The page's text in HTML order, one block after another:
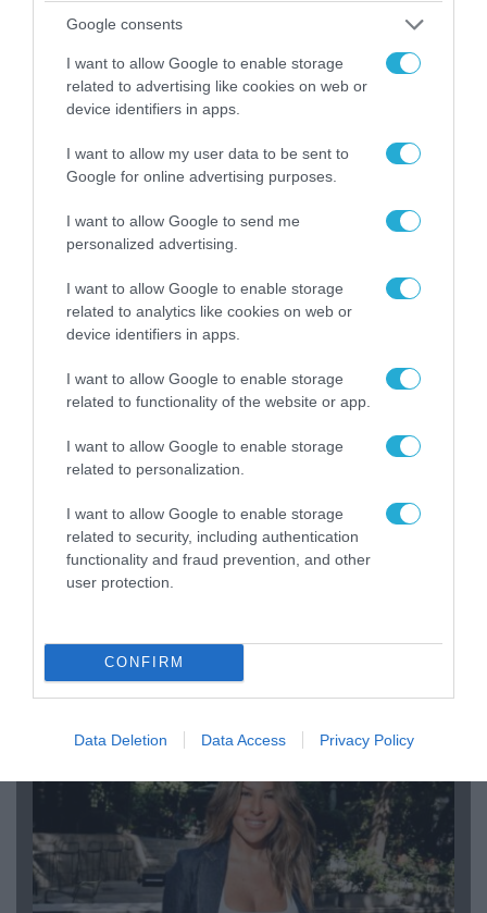
Google consents
I want to allow Google to enable storage
related to advertising like cookies on web or
device identifiers in apps.
I want to allow my user data to be sent to
Google for online advertising purposes.
I want to allow Google to send me
personalized advertising.
I want to allow Google to enable storage
related to analytics like cookies on web or
device identifiers in apps.
I want to allow Google to enable storage
related to functionality of the website or app.
I want to allow Google to enable storage
related to personalization.
I want to allow Google to enable storage
related to security, including authentication
functionality and fraud prevention, and other
user protection.
CONFIRM
Data Deletion Data Access Privacy Policy
04.08.2026 | 13:02
Η ανακοίνωση του Πανελλήνιου Σωματείου
Πυροσβεστών για την δημοσιογράφο του OPEN
που γέλασε στη φωτιά
O διευθυντής του OPEN προσπαθεί να τα
«μαζέψει» για τη δημοσιογράφο που γέλασε
σε ρεπορτάζ για τις φωτιές